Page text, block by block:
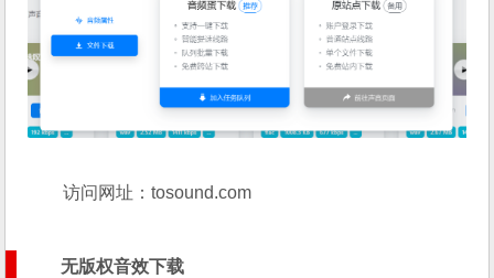
访问网址：tosound.com
无版权音效下载